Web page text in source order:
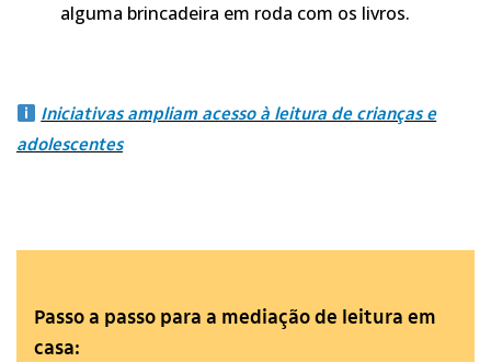
alguma brincadeira em roda com os livros.
Iniciativas ampliam acesso à leitura de crianças e
adolescentes
Passo a passo para a mediação de leitura em
casa: